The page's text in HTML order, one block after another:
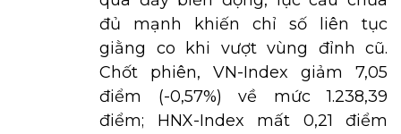
đủ mạnh khiến chỉ số liên tục
giằng co khi vượt vùng đỉnh cũ.
Chốt phiên, VN-Index giảm 7,05
điểm (-0,57%) về mức 1.238,39
điểm; HNX-Index mất 0,21 điểm